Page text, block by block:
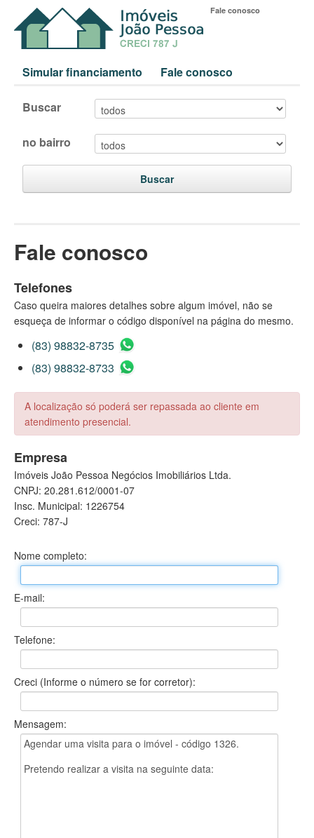
Fale conosco
Simular financiamento Fale conosco
Buscar
no bairro
Buscar
Fale conosco
Telefones
Caso queira maiores detalhes sobre algum imóvel, não se
esqueça de informar o código disponível na página do mesmo.
(83) 98832-8735
(83) 98832-8733
A localização só poderá ser repassada ao cliente em
atendimento presencial.
Empresa
Imóveis João Pessoa Negócios Imobiliários Ltda.
CNPJ: 20.281.612/0001-07
Insc. Municipal: 1226754
Creci: 787-J
Nome completo:
E-mail:
Telefone:
Creci (Informe o número se for corretor):
Mensagem: